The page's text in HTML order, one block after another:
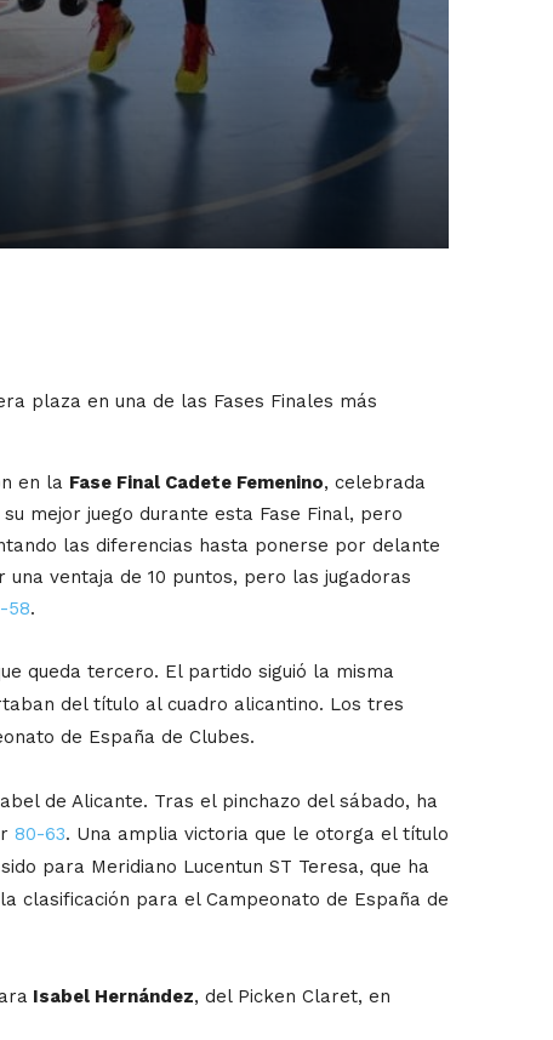
plaza en una de las Fases Finales más
en la Fase Final Cadete Femenino, celebrada
mejor juego durante esta Fase Final, pero
las diferencias hasta ponerse por delante
ventaja de 10 puntos, pero las jugadoras
58.
queda tercero. El partido siguió la misma
del título al cuadro alicantino. Los tres
de España de Clubes.
de Alicante. Tras el pinchazo del sábado, ha
80-63. Una amplia victoria que le otorga el título
para Meridiano Lucentun ST Teresa, que ha
clasificación para el Campeonato de España de
Isabel Hernández, del Picken Claret, en